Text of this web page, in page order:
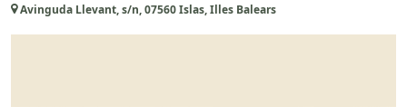
Avinguda Llevant, s/n, 07560 Islas, Illes Balears